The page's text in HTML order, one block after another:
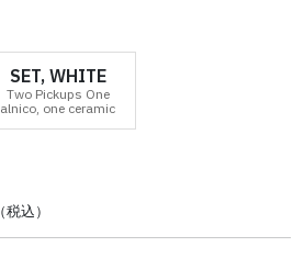
SET, WHITE
Two Pickups One
alnico, one ceramic
（税込）